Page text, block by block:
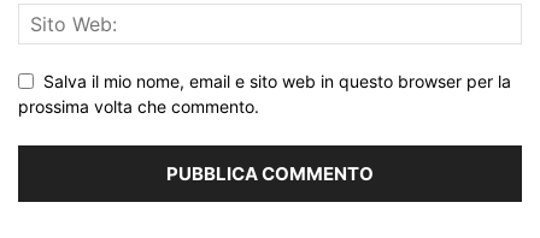
Salva il mio nome, email e sito web in questo browser per la
prossima volta che commento.